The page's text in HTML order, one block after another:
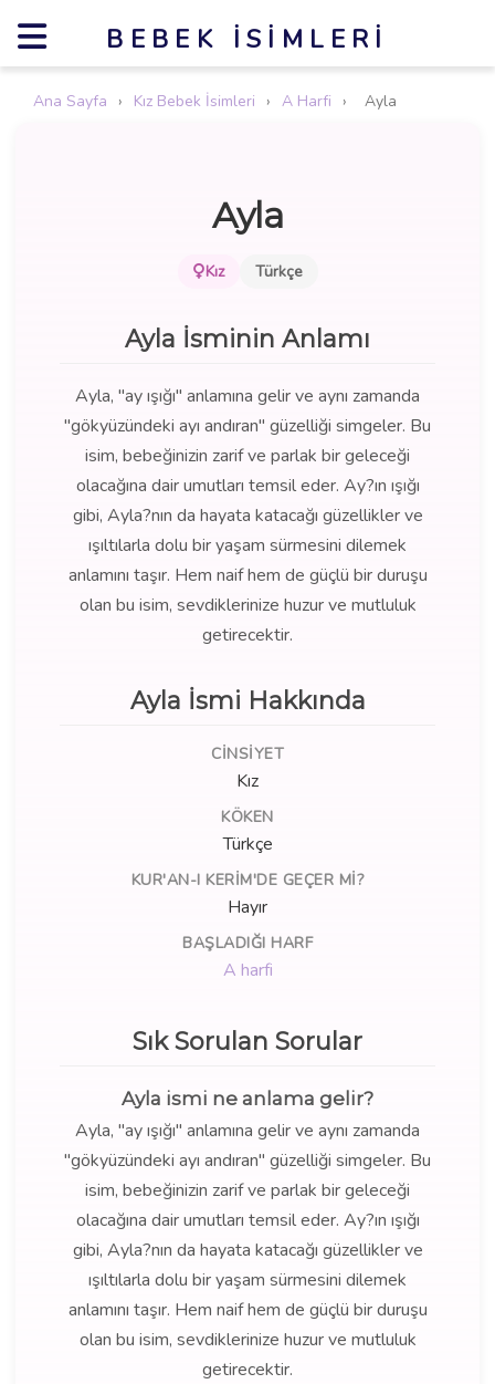
BEBEK İSIMLERI
Ana Sayfa › Kız Bebek İsimleri › A Harfi › Ayla
Ayla
Kız Türkçe
Ayla İsminin Anlamı
Ayla, "ay ışığı" anlamına gelir ve aynı zamanda
"gökyüzündeki ayı andıran" güzelliği simgeler. Bu
isim, bebeğinizin zarif ve parlak bir geleceği
olacağına dair umutları temsil eder. Ay?ın ışığı
gibi, Ayla?nın da hayata katacağı güzellikler ve
ışıltılarla dolu bir yaşam sürmesini dilemek
anlamını taşır. Hem naif hem de güçlü bir duruşu
olan bu isim, sevdiklerinize huzur ve mutluluk
getirecektir.
Ayla İsmi Hakkında
CINSIYET
Kız
KÖKEN
Türkçe
KUR'AN-I KERIM'DE GEÇER MI?
Hayır
BAŞLADIĞI HARF
A harfi
Sık Sorulan Sorular
Ayla ismi ne anlama gelir?
Ayla, "ay ışığı" anlamına gelir ve aynı zamanda
"gökyüzündeki ayı andıran" güzelliği simgeler. Bu
isim, bebeğinizin zarif ve parlak bir geleceği
olacağına dair umutları temsil eder. Ay?ın ışığı
gibi, Ayla?nın da hayata katacağı güzellikler ve
ışıltılarla dolu bir yaşam sürmesini dilemek
anlamını taşır. Hem naif hem de güçlü bir duruşu
olan bu isim, sevdiklerinize huzur ve mutluluk
getirecektir.